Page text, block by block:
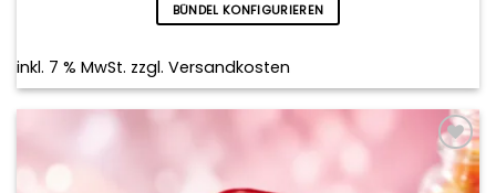
BÜNDEL KONFIGURIEREN
inkl. 7 % MwSt. zzgl. Versandkosten
Add to
wishlist